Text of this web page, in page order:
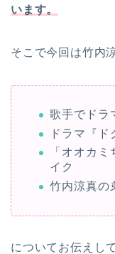
います。
そこで今回は竹内
歌手でドラ
ドラマ『ド
「オオカ
イク
竹内涼真の
についてお伝えし